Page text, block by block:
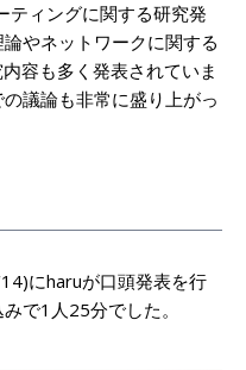
ティングに関する研究発
やネットワークに関する
容も多く発表されていま
議論も非常に盛り上がっ
にharuが口頭発表を行
で1人25分でした。